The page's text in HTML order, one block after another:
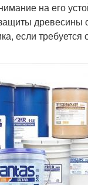
на его
древесины
если требуется